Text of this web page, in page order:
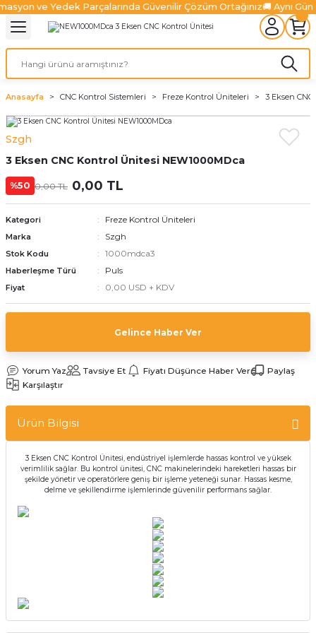
ve Yedek Parçalarında Güvenilir Çözüm Ortağınız🚚 Aynı
Geri Dön
Sistemleri
Üniteleri
Geri Dön
Sürücüler
Geri Dön
Ürünleri Fiber Lazer Ürünleri
Fiber Lazer Kesim Kafaları
Fiber Lazer Koruyucu Camlar
Fiber Lazer Nozulları
Ürünleri
Geri Dön
Pompaları
Geri Dön
Sistemleri
Geri Dön
Ürünleri
Anasayfa CNC Kontrol Sistemleri Freze Kontrol Üniteleri 3 Eksen
Szgh
3 Eksen CNC Kontrol Ünitesi NEW1000MDca
%50 0,00 TL 0,00 TL
Kategori Freze Kontrol Üniteleri
Marka Szgh
Stok Kodu 1000mdca3
Haberleşme Türü Puls
Fiyat 0,00 USD + KDV
Gelince Haber Ver
Yorum Yaz Tavsiye Et Fiyatı Düşünce Haber Ver
Paylaş
Karşılaştır
Ürün Bilgisi
3 Eksen CNC Kontrol Ünitesi, endüstriyel işlemlerde hassas kontrol ve yüksek
verimlilik sağlar. Bu kontrol ünitesi, CNC makinelerindeki hareketleri hassas bir
şekilde yönetir ve operatörlere geniş bir işleme yeteneği sunar. Hassas kesme,
delme ve şekillendirme işlemlerinde güvenilir performans sağlar.